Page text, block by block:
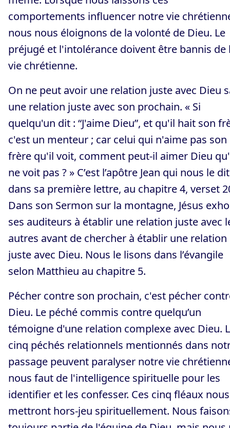
comportements influencer notre vie
nous nous éloignons de la volonté de Dieu. Le
préjugé et l'intolérance doivent être bannis de
vie chrétienne.
On ne peut avoir une relation juste avec Dieu
une relation juste avec son prochain. « Si
quelqu'un dit : “J'aime Dieu”, et qu'il hait son
c'est un menteur ; car celui qui n'aime pas son
frère qu'il voit, comment peut-il aimer Dieu
ne voit pas ? » C’est l’apôtre Jean qui nous le dit
dans sa première lettre, au chapitre 4, verset
Dans son Sermon sur la montagne, Jésus
ses auditeurs à établir une relation juste avec
autres avant de chercher à établir une relation
juste avec Dieu. Nous le lisons dans l’évangile
selon Matthieu au chapitre 5.
Pécher contre son prochain, c'est pécher
Dieu. Le péché commis contre quelqu’un
témoigne d'une relation complexe avec Dieu.
cinq péchés relationnels mentionnés dans
passage peuvent paralyser notre vie
nous faut de l'intelligence spirituelle pour les
identifier et les confesser. Ces cinq fléaux nous
mettront hors-jeu spirituellement. Nous